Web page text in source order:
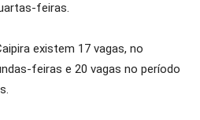
feiras.
existem 17 vagas, no
feiras e 20 vagas no período